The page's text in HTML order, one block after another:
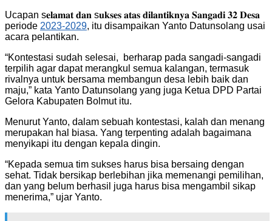
Ucapan s𝐞𝐥𝐚𝐦𝐚𝐭 𝐝𝐚𝐧 s𝐮𝐤𝐬𝐞𝐬 𝐚𝐭𝐚𝐬 𝐝𝐢𝐥𝐚𝐧𝐭𝐢𝐤𝐧𝐲𝐚 𝐒𝐚𝐧𝐠𝐚𝐝𝐢 𝟑𝟐 𝐃𝐞𝐬𝐚
periode 2023-2029, itu disampaikan Yanto Datunsolang usai
acara pelantikan.
“Kontestasi sudah selesai, berharap pada sangadi-sangadi
terpilih agar dapat merangkul semua kalangan, termasuk
rivalnya untuk bersama membangun desa lebih baik dan
maju,” kata Yanto Datunsolang yang juga Ketua DPD Partai
Gelora Kabupaten Bolmut itu.
Menurut Yanto, dalam sebuah kontestasi, kalah dan menang
merupakan hal biasa. Yang terpenting adalah bagaimana
menyikapi itu dengan kepala dingin.
“Kepada semua tim sukses harus bisa bersaing dengan
sehat. Tidak bersikap berlebihan jika memenangi pemilihan,
dan yang belum berhasil juga harus bisa mengambil sikap
menerima,” ujar Yanto.